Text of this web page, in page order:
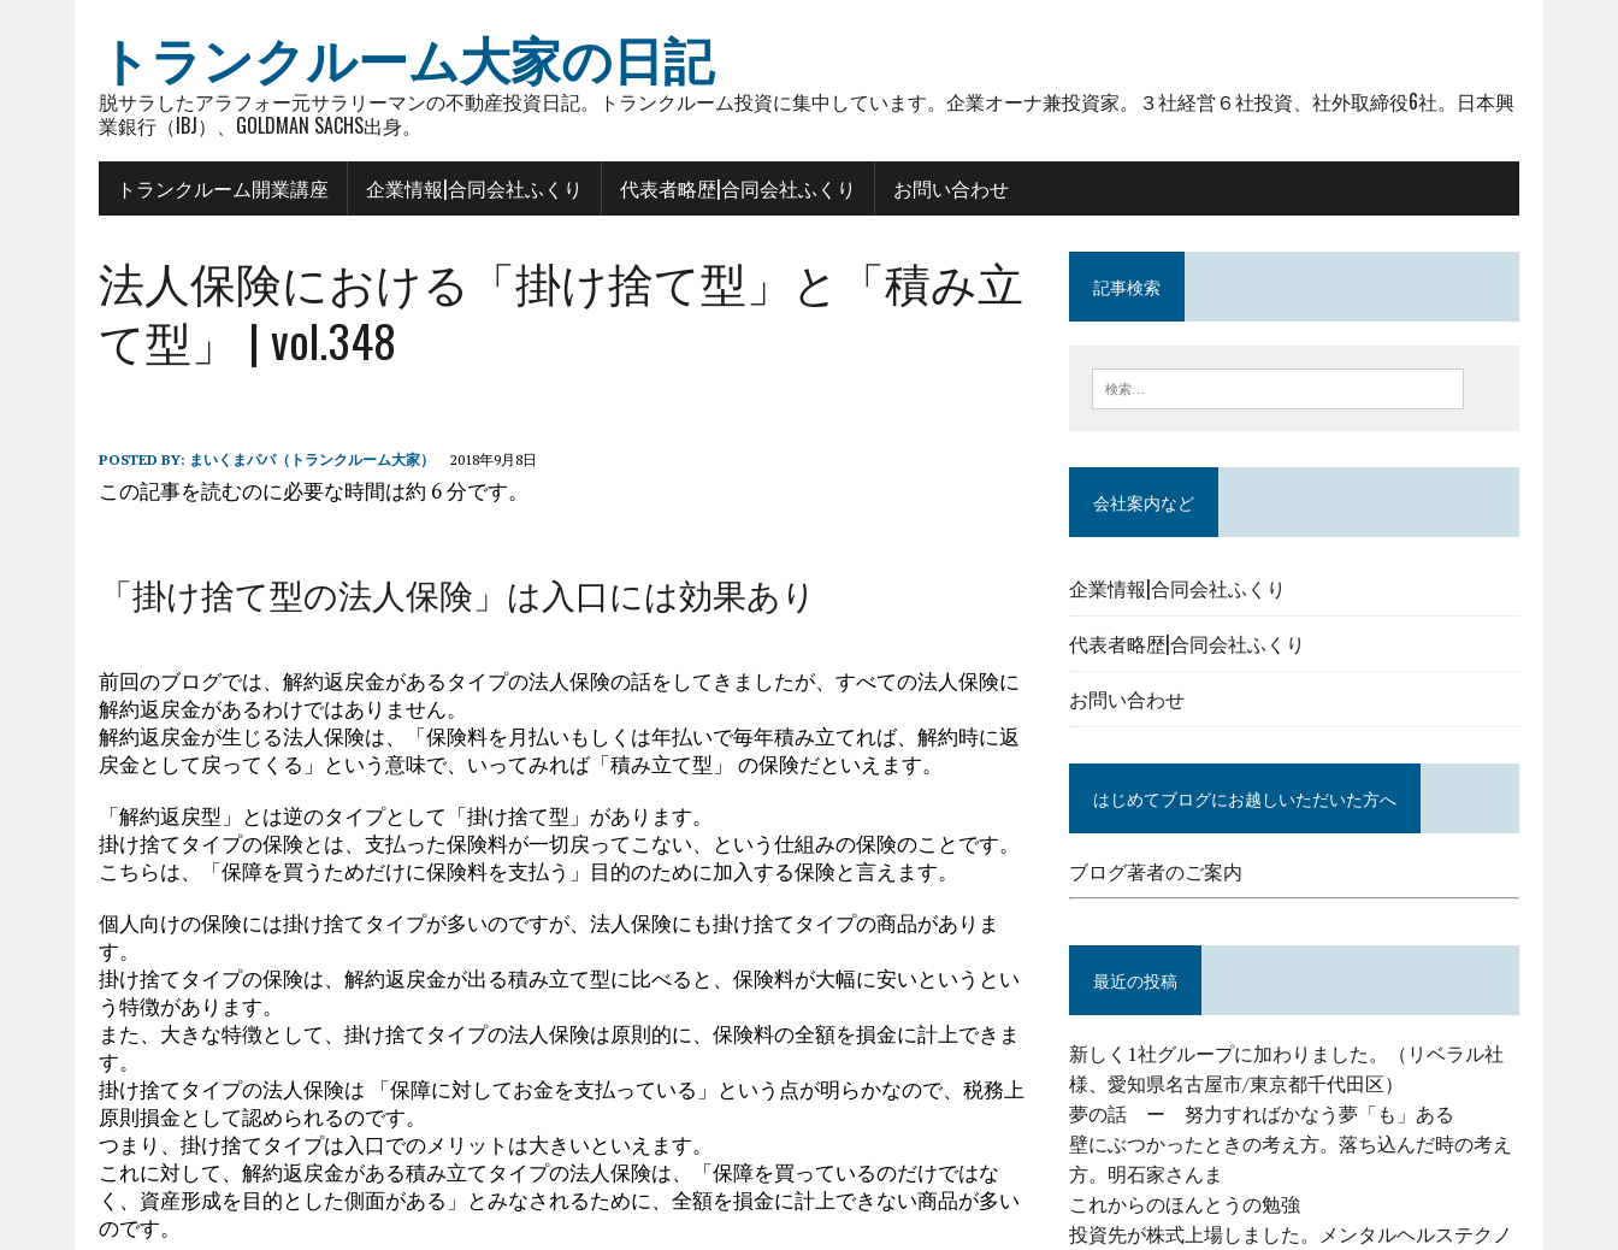
トランクルーム大家の日記
脱サラしたアラフォー元サラリーマンの不動産投資日記。トランクルーム投資に集中しています。企業オーナ兼投資家。３社経営６社投資、社外取締役6社。日本興
業銀行（IBJ）、GOLDMAN SACHS出身。
トランクルーム開業講座 企業情報|合同会社ふくり 代表者略歴|合同会社ふくり お問い合わせ
法人保険における「掛け捨て型」と「積み立
て型」 | vol.348
POSTED BY: まいくまパパ（トランクルーム大家） 2018年9月8日
この記事を読むのに必要な時間は約 6 分です。
「掛け捨て型の法人保険」は入口には効果あり
前回のブログでは、解約返戻金があるタイプの法人保険の話をしてきましたが、すべての法人保険に
解約返戻金があるわけではありません。
解約返戻金が生じる法人保険は、「保険料を月払いもしくは年払いで毎年積み立てれば、解約時に返
戻金として戻ってくる」という意味で、いってみれば「積み立て型」 の保険だといえます。
「解約返戻型」とは逆のタイプとして「掛け捨て型」があります。
掛け捨てタイプの保険とは、支払った保険料が一切戻ってこない、という仕組みの保険のことです。
こちらは、「保障を買うためだけに保険料を支払う」目的のために加入する保険と言えます。
個人向けの保険には掛け捨てタイプが多いのですが、法人保険にも掛け捨てタイプの商品がありま
す。
掛け捨てタイプの保険は、解約返戻金が出る積み立て型に比べると、保険料が大幅に安いというとい
う特徴があります。
また、大きな特徴として、掛け捨てタイプの法人保険は原則的に、保険料の全額を損金に計上できま
す。
掛け捨てタイプの法人保険は 「保障に対してお金を支払っている」という点が明らかなので、税務上
原則損金として認められるのです。
つまり、掛け捨てタイプは入口でのメリットは大きいといえます。
これに対して、解約返戻金がある積み立てタイプの法人保険は、「保障を買っているのだけではな
く、資産形成を目的とした側面がある」とみなされるために、全額を損金に計上できない商品が多い
のです。
記事検索
会社案内など
企業情報|合同会社ふくり
代表者略歴|合同会社ふくり
お問い合わせ
はじめてブログにお越しいただいた方へ
ブログ著者のご案内
最近の投稿
新しく1社グループに加わりました。（リベラル社
様、愛知県名古屋市/東京都千代田区）
夢の話 ー 努力すればかなう夢「も」ある
壁にぶつかったときの考え方。落ち込んだ時の考え
方。明石家さんま
これからのほんとうの勉強
投資先が株式上場しました。メンタルヘルステクノ